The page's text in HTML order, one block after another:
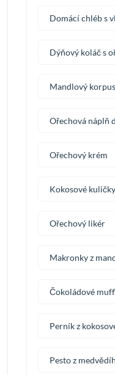
Domácí chléb s
Dýňový koláč s
Mandlový korpus
Ořechová náplň
Ořechový krém
Kokosové kuličky
Ořechový likér
Makronky z
Čokoládové
Perník z
Pesto z